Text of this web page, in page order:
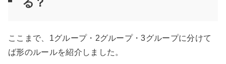
ここまで、1グループ・2グループ・3グループに分けて
ば形のルールを紹介しました。